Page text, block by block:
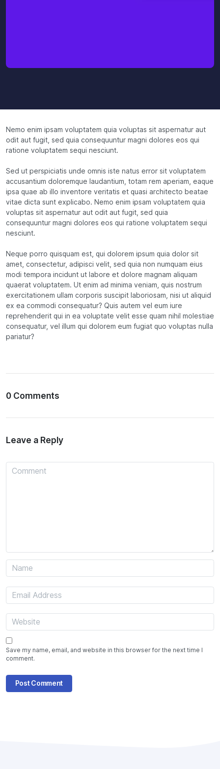
Nemo enim ipsam voluptatem quia voluptas sit aspernatur aut
odit aut fugit, sed quia consequuntur magni dolores eos qui
ratione voluptatem sequi nesciunt.
Sed ut perspiciatis unde omnis iste natus error sit voluptatem
accusantium doloremque laudantium, totam rem aperiam, eaque
ipsa quae ab illo inventore veritatis et quasi architecto beatae
vitae dicta sunt explicabo. Nemo enim ipsam voluptatem quia
voluptas sit aspernatur aut odit aut fugit, sed quia
consequuntur magni dolores eos qui ratione voluptatem sequi
nesciunt.
Neque porro quisquam est, qui dolorem ipsum quia dolor sit
amet, consectetur, adipisci velit, sed quia non numquam eius
modi tempora incidunt ut labore et dolore magnam aliquam
quaerat voluptatem. Ut enim ad minima veniam, quis nostrum
exercitationem ullam corporis suscipit laboriosam, nisi ut aliquid
ex ea commodi consequatur? Quis autem vel eum iure
reprehenderit qui in ea voluptate velit esse quam nihil molestiae
consequatur, vel illum qui dolorem eum fugiat quo voluptas nulla
pariatur?
0 Comments
Leave a Reply
Save my name, email, and website in this browser for the next time I
comment.